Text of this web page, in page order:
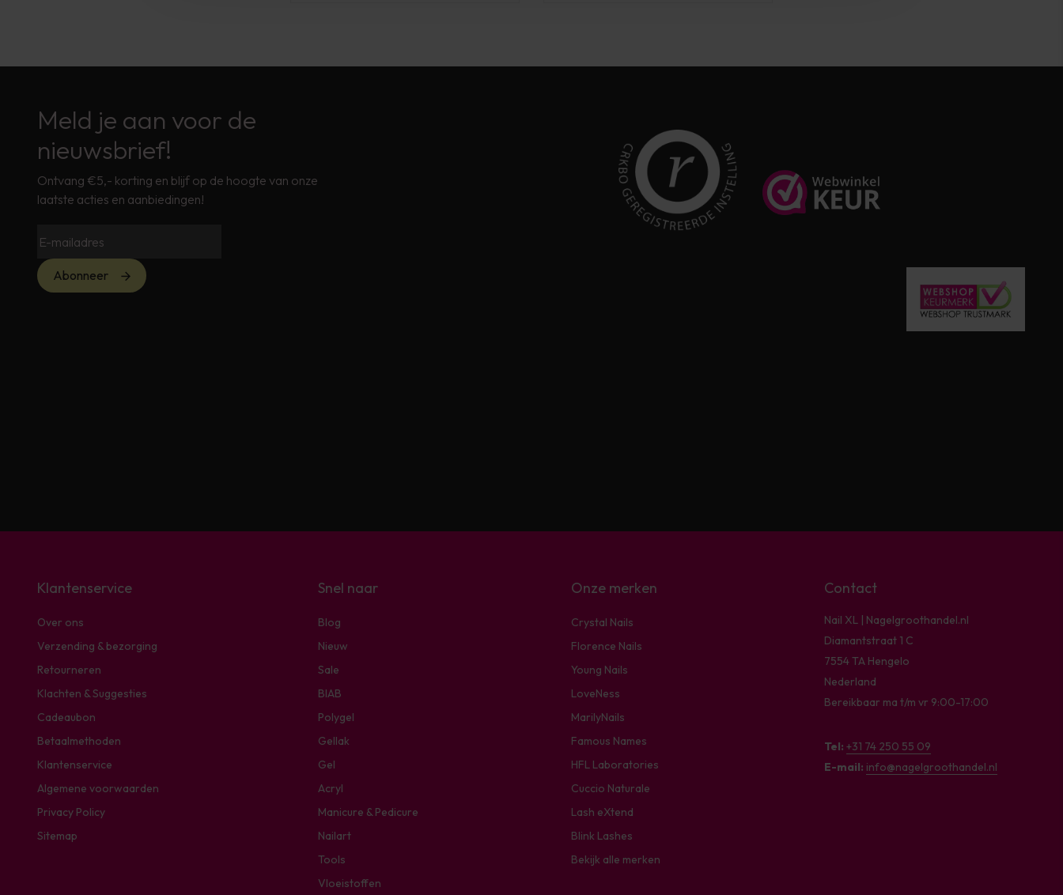
Meld je aan voor de
nieuwsbrief!
Ontvang €5,- korting en blijf op de hoogte van onze
laatste acties en aanbiedingen!
Abonneer
Klantenservice
Over ons
Verzending & bezorging
Retourneren
Klachten & Suggesties
Cadeaubon
Betaalmethoden
Klantenservice
Algemene voorwaarden
Privacy Policy
Sitemap
Snel naar
Blog
Nieuw
Sale
BIAB
Polygel
Gellak
Gel
Acryl
Manicure & Pedicure
Nailart
Tools
Vloeistoffen
Onze merken
Crystal Nails
Florence Nails
Young Nails
LoveNess
MarilyNails
Famous Names
HFL Laboratories
Cuccio Naturale
Lash eXtend
Blink Lashes
Bekijk alle merken
Contact
Nail XL | Nagelgroothandel.nl
Diamantstraat 1 C
7554 TA Hengelo
Nederland
Bereikbaar ma t/m vr 9:00-17:00
Tel: +31 74 250 55 09
E-mail: info@nagelgroothandel.nl